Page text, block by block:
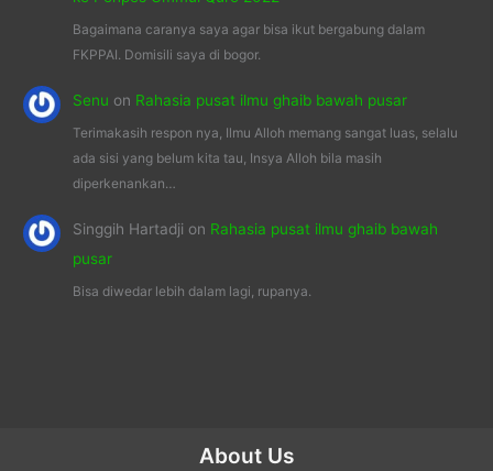
Bagaimana caranya saya agar bisa ikut bergabung dalam
FKPPAI. Domisili saya di bogor.
Senu on Rahasia pusat ilmu ghaib bawah pusar
Terimakasih respon nya, Ilmu Alloh memang sangat luas, selalu
ada sisi yang belum kita tau, Insya Alloh bila masih
diperkenankan…
Singgih Hartadjion Rahasia pusat ilmu ghaib bawah
pusar
Bisa diwedar lebih dalam lagi, rupanya.
About Us